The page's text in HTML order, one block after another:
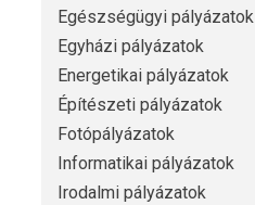
Egészségügyi pályázatok
Egyházi pályázatok
Energetikai pályázatok
Építészeti pályázatok
Fotópályázatok
Informatikai pályázatok
Irodalmi pályázatok